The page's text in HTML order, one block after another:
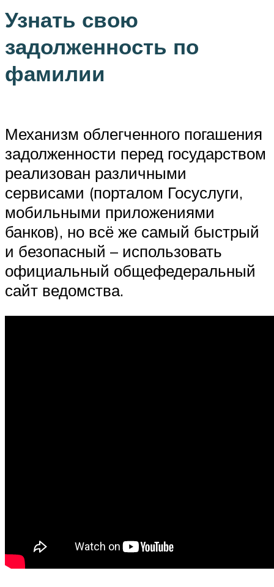
Узнать свою
задолженность по
фамилии
Механизм облегченного погашения
задолженности перед государством
реализован различными
сервисами (порталом Госуслуги,
мобильными приложениями
банков), но всё же самый быстрый
и безопасный – использовать
официальный общефедеральный
сайт ведомства.